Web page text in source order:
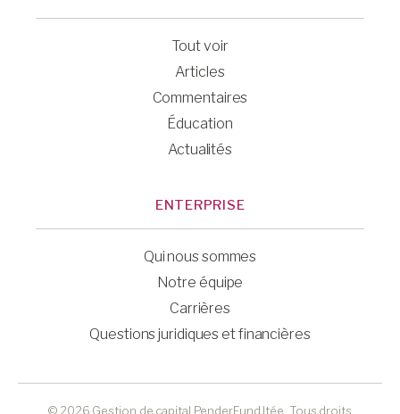
Tout voir
Articles
Commentaires
Éducation
Actualités
ENTERPRISE
Qui nous sommes
Notre équipe
Carrières
Questions juridiques et financières
© 2026 Gestion de capital PenderFund ltée. Tous droits